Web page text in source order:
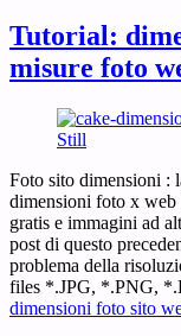
Tutorial:
misure foto
Foto sito dimensioni :
dimensioni foto x
gratis e immagini ad
post di questo
problema della
files *.JPG, *.PNG,
dimensioni foto sito